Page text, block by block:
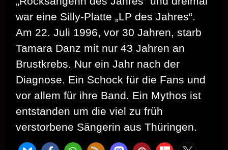
war eine Silly-Platte „LP des Jahres“.
Am 22. Juli 1996, vor 30 Jahren, starb
Tamara Danz mit nur 43 Jahren an
Brustkrebs. Nur ein Jahr nach der
Diagnose. Ein Schock für die Fans und
vor allem für ihre Band. Ein Mythos ist
entstanden um die viel zu früh
verstorbene Sängerin aus Thüringen.